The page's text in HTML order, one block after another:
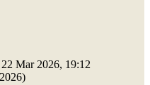
Mar 2026, 19:12